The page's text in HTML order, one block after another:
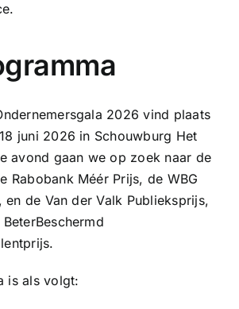
2026 vind plaats
juni 2026 in Schouwburg Het
avond gaan we op zoek naar de
Rabobank Méér Prijs, de WBG
en de Van der Valk Publieksprijs,
is als volgt: